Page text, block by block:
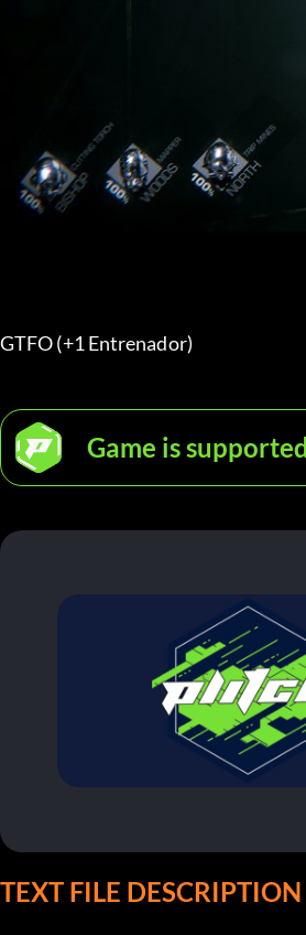
GTFO (+1 Entrenador)
Game is
TEXT FILE DESCRIPTION